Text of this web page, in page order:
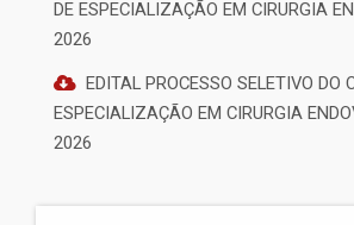
DE ESPECIALIZAÇÃO EM CIRURGIA
2026
EDITAL PROCESSO SELETIVO DO
ESPECIALIZAÇÃO EM CIRURGIA
2026